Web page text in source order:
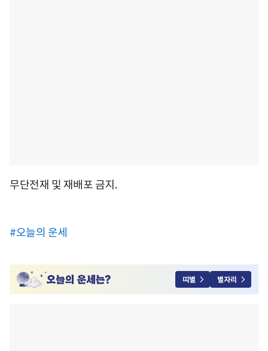
무단전재 및 재배포 금지.
#오늘의 운세
띠별 별자리